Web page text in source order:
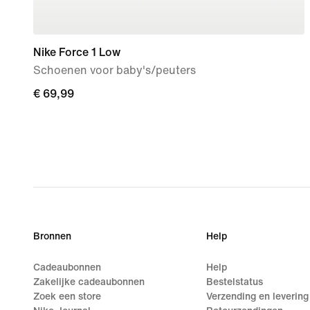
Nike Force 1 Low
Schoenen voor baby's/peuters
€ 69,99
€ 69,99
Bronnen
Cadeaubonnen
Zakelijke cadeaubonnen
Zoek een store
Help
Help
Bestelstatus
Verzending en levering